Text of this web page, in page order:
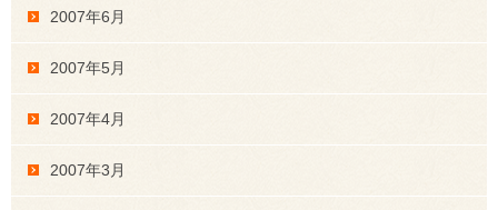
2007年6月
2007年5月
2007年4月
2007年3月